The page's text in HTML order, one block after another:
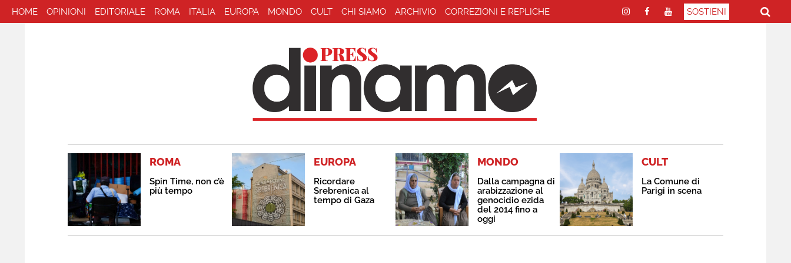
HOME OPINIONI EDITORIALE ROMA ITALIA EUROPA MONDO CULT CHI SIAMO ARCHIVIO CORREZIONI E REPLICHE SOSTIENI
ROMA
Spin Time, non c’è
più tempo
EUROPA
Ricordare
Srebrenica al
tempo di Gaza
MONDO
Dalla campagna di
arabizzazione al
genocidio ezida
del 2014 fino a
oggi
CULT
La Comune di
Parigi in scena